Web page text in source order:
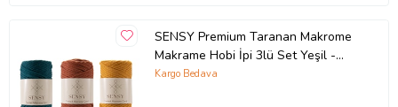
SENSY Premium Taranan Makrome
Makrame Hobi İpi 3lü Set Yeşil -
Kiremit - Hardal
Kargo Bedava